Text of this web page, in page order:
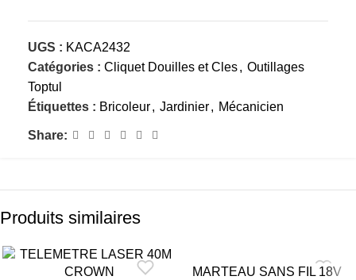
UGS : KACA2432
Catégories : Cliquet Douilles et Cles, Outillages
Toptul
Étiquettes : Bricoleur, Jardinier, Mécanicien
Share:
Produits similaires
MARTEAU SANS FIL 18V